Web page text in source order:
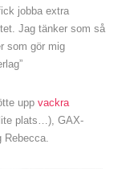
jobba extra
Jag tänker som så
som gör mig
upp vackra
plats…), GAX-
Rebecca.